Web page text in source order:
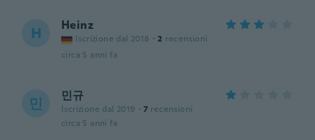
H Heinz
Iscrizione dal 2018 · 2 recensioni
circa 5 anni fa
민 민규
Iscrizione dal 2019 · 7 recensioni
circa 5 anni fa